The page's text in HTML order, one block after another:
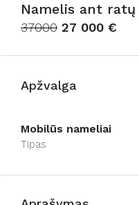
Namelis ant ratų
37000 27 000 €
Apžvalga
Mobilūs nameliai
Tipas